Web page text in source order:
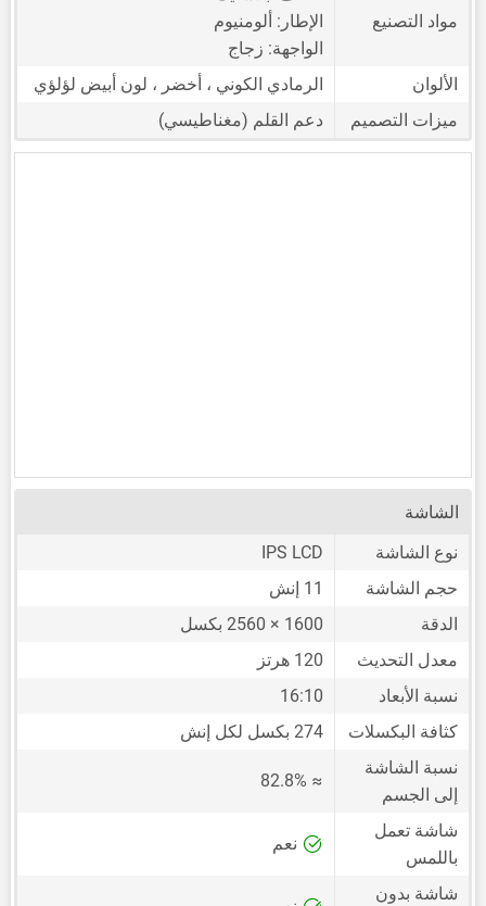
مواد التصنيع
الإطار: ألومنيوم
الواجهة: زجاج
الألوان
الرمادي الكوني ، أخضر ، لون أبيض لؤلؤي
ميزات التصميم
دعم القلم (مغناطيسي)
الشاشة
نوع الشاشة
IPS LCD
حجم الشاشة
11 إنش
الدقة
1600 × 2560 بكسل
معدل التحديث
120 هرتز
نسبة الأبعاد
16:10
كثافة البكسلات
274 بكسل لكل إنش
نسبة الشاشة
إلى الجسم
≈ 82.8%
شاشة تعمل
باللمس
نعم
شاشة بدون